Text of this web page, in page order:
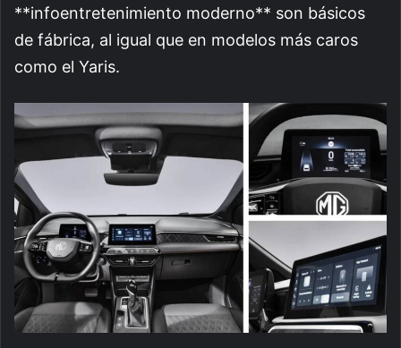
**infoentretenimiento moderno** son básicos
de fábrica, al igual que en modelos más caros
como el Yaris.